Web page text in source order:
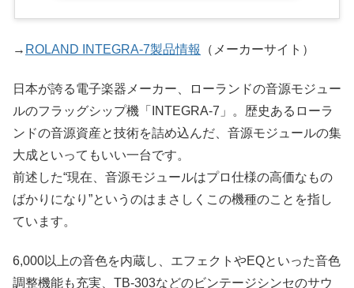
→ ROLAND INTEGRA-7製品情報 （メーカーサイト）
日本が誇る電子楽器メーカー、ローランドの音源モジュー
ルのフラッグシップ機「INTEGRA-7」。歴史あるローラ
ンドの音源資産と技術を詰め込んだ、音源モジュールの集
大成といってもいい一台です。
前述した“現在、音源モジュールはプロ仕様の高価なもの
ばかりになり”というのはまさしくこの機種のことを指し
ています。
6,000以上の音色を内蔵し、エフェクトやEQといった音色
調整機能も充実、TB-303などのビンテージシンセのサウ